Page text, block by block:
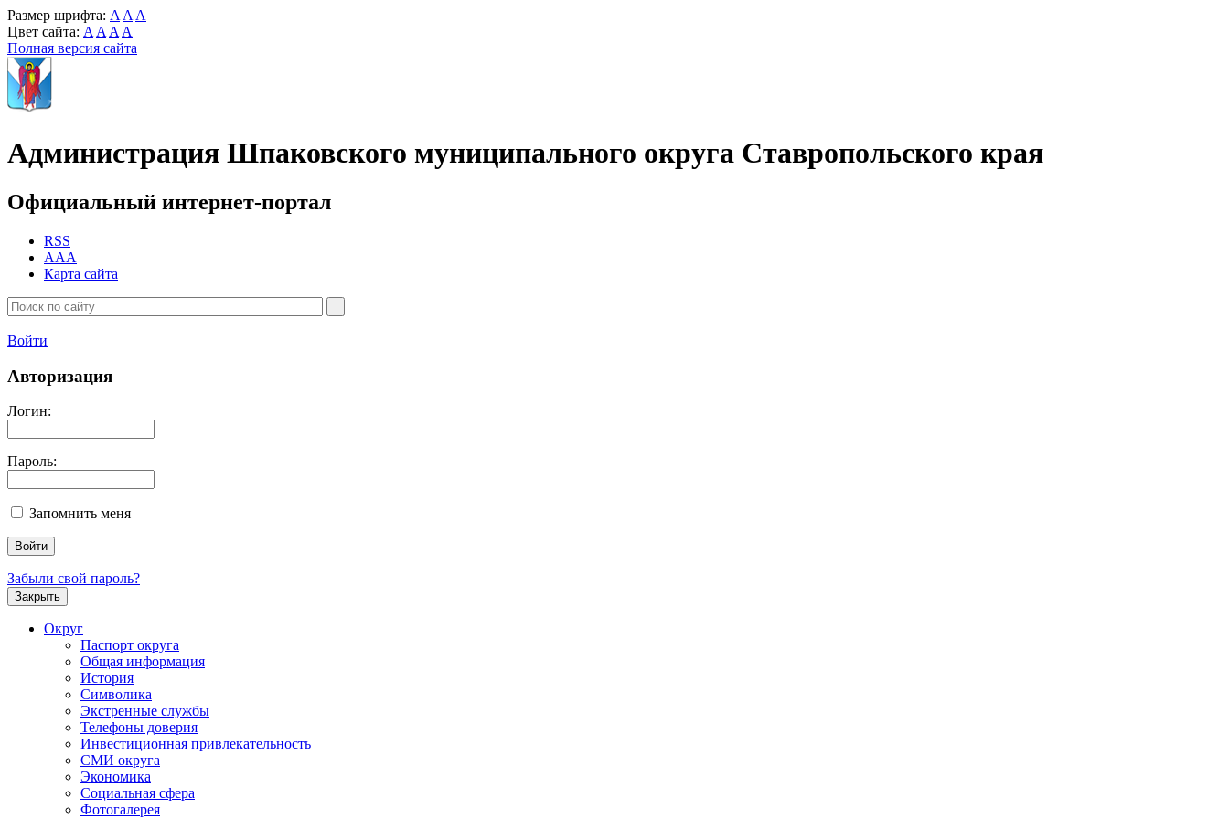
Размер шрифта: A A A
Цвет сайта: A A A A
Полная версия сайта
Администрация Шпаковского муниципального округа Ставропольского края
Официальный интернет-портал
RSS
AAA
Карта сайта
Войти
Авторизация
Логин:
Пароль:
Запомнить меня
Забыли свой пароль?
Закрыть
Округ
Паспорт округа
Общая информация
История
Символика
Экстренные службы
Телефоны доверия
Инвестиционная привлекательность
СМИ округа
Экономика
Социальная сфера
Фотогалерея